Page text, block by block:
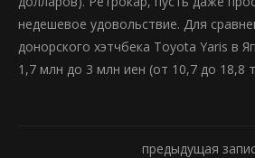
недешевое удовольствие. Для
донорского хэтчбека Toyota Yaris в
1,7 млн до 3 млн иен (от 10,7 до 18,8
предыдущая